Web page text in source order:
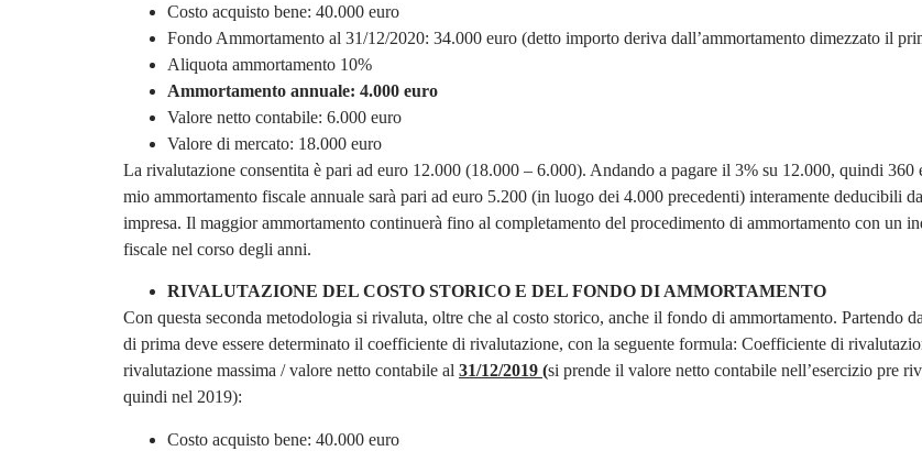
Costo acquisto bene: 40.000 euro
Fondo Ammortamento al 31/12/2020: 34.000 euro (detto importo deriva dall’ammortamento dimezzato il
Aliquota ammortamento 10%
Ammortamento annuale: 4.000 euro
Valore netto contabile: 6.000 euro
Valore di mercato: 18.000 euro
La rivalutazione consentita è pari ad euro 12.000 (18.000 – 6.000). Andando a pagare il 3% su 12.000, quindi 360
mio ammortamento fiscale annuale sarà pari ad euro 5.200 (in luogo dei 4.000 precedenti) interamente deducibili
impresa. Il maggior ammortamento continuerà fino al completamento del procedimento di ammortamento con un
fiscale nel corso degli anni.
RIVALUTAZIONE DEL COSTO STORICO E DEL FONDO DI AMMORTAMENTO
Con questa seconda metodologia si rivaluta, oltre che al costo storico, anche il fondo di ammortamento. Partendo
di prima deve essere determinato il coefficiente di rivalutazione, con la seguente formula: Coefficiente di
rivalutazione massima / valore netto contabile al 31/12/2019 (si prende il valore netto contabile nell’esercizio pre
quindi nel 2019):
Costo acquisto bene: 40.000 euro